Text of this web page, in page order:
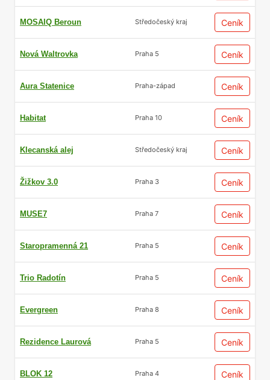
MOSAIQ Beroun Středočeský kraj Ceník
Nová Waltrovka Praha 5 Ceník
Aura Statenice Praha-západ Ceník
Habitat Praha 10 Ceník
Klecanská alej Středočeský kraj Ceník
Žižkov 3.0 Praha 3 Ceník
MUSE7 Praha 7 Ceník
Staropramenná 21 Praha 5 Ceník
Trio Radotín Praha 5 Ceník
Evergreen Praha 8 Ceník
Rezidence Laurová Praha 5 Ceník
BLOK 12 Praha 4 Ceník